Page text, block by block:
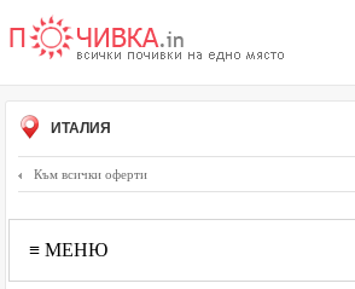
ИТАЛИЯ
Към всички оферти
≡ МЕНЮ